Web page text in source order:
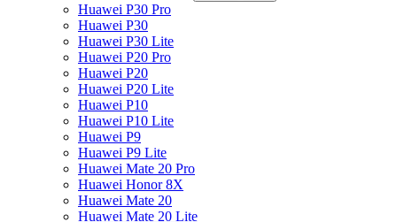
Huawei P30 Pro
Huawei P30
Huawei P30 Lite
Huawei P20 Pro
Huawei P20
Huawei P20 Lite
Huawei P10
Huawei P10 Lite
Huawei P9
Huawei P9 Lite
Huawei Mate 20 Pro
Huawei Honor 8X
Huawei Mate 20
Huawei Mate 20 Lite